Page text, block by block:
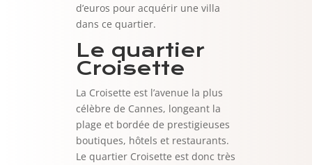
d’euros pour acquérir une villa
dans ce quartier.
Le quartier
Croisette
La Croisette est l’avenue la plus
célèbre de Cannes, longeant la
plage et bordée de prestigieuses
boutiques, hôtels et restaurants.
Le quartier Croisette est donc très